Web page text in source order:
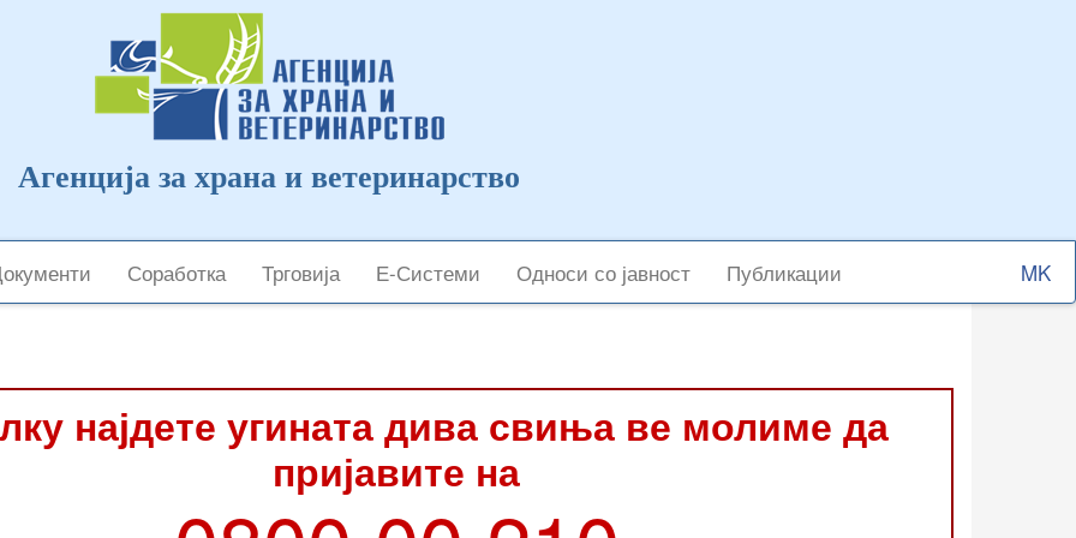
Агенција за храна и ветеринарство
Соработка Трговија Е-Системи Односи со јавност Публикации
Select
your
најдете угината дива свиња ве молиме да
пријавите на